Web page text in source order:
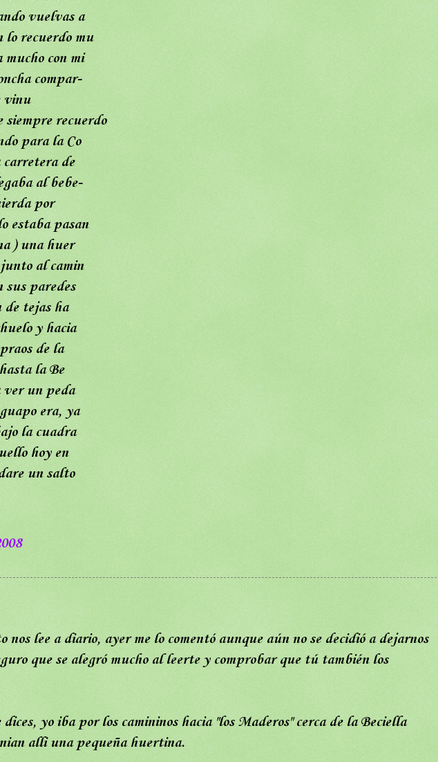
vuelvas a
lo recuerdo mu
con mi
compar-
vinu
recuerdo
para la Co
de
al bebe-
por
estaba pasan
) una huer
al camin
sus paredes
de tejas ha
y hacia
de la
la Be
ver un peda
era, ya
la cuadra
hoy en
un salto
lee a diario, ayer me lo comentó aunque aún no se decidió a dejarnos
que se alegró mucho al leerte y comprobar que tú también los
dices, yo iba por los camininos hacia "los Maderos" cerca de la Beciella
alli una pequeña huertina.